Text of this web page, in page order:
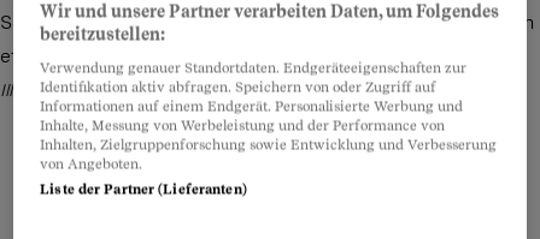
Sie sollen das Protokoll unterschreiben? Vorsicht, falls Ihnen
etwas Negatives angehaftet wird.
Bild: Freepik, Pexels –
Illustration: Sarina Joos
Wir und unsere Partner verarbeiten Daten, um Folgendes
bereitzustellen:
Verwendung genauer Standortdaten. Endgeräteeigenschaften zur
Identifikation aktiv abfragen. Speichern von oder Zugriff auf
Informationen auf einem Endgerät. Personalisierte Werbung und
Inhalte, Messung von Werbeleistung und der Performance von
Inhalten, Zielgruppenforschung sowie Entwicklung und Verbesserung
von Angeboten.
Liste der Partner (Lieferanten)